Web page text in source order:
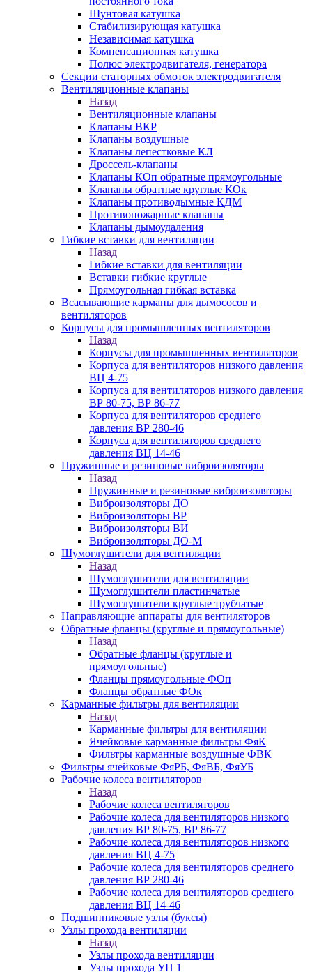
Шунтовая катушка
Стабилизирующая катушка
Независимая катушка
Компенсационная катушка
Полюс электродвигателя, генератора
Секции статорных обмоток электродвигателя
Вентиляционные клапаны
Назад
Вентиляционные клапаны
Клапаны ВКР
Клапаны воздушные
Клапаны лепестковые КЛ
Дроссель-клапаны
Клапаны КОп обратные прямоугольные
Клапаны обратные круглые КОк
Клапаны противодымные КДМ
Противопожарные клапаны
Клапаны дымоудаления
Гибкие вставки для вентиляции
Назад
Гибкие вставки для вентиляции
Вставки гибкие круглые
Прямоугольная гибкая вставка
Всасывающие карманы для дымососов и
вентиляторов
Корпусы для промышленных вентиляторов
Назад
Корпусы для промышленных вентиляторов
Корпуса для вентиляторов низкого давления
ВЦ 4-75
Корпуса для вентиляторов низкого давления
ВР 80-75, ВР 86-77
Корпуса для вентиляторов среднего
давления ВР 280-46
Корпуса для вентиляторов среднего
давления ВЦ 14-46
Пружинные и резиновые виброизоляторы
Назад
Пружинные и резиновые виброизоляторы
Виброизоляторы ДО
Виброизоляторы ВР
Виброизоляторы ВИ
Виброизоляторы ДО-М
Шумоглушители для вентиляции
Назад
Шумоглушители для вентиляции
Шумоглушители пластинчатые
Шумоглушители круглые трубчатые
Направляющие аппараты для вентиляторов
Обратные фланцы (круглые и прямоугольные)
Назад
Обратные фланцы (круглые и
прямоугольные)
Фланцы прямоугольные ФОп
Фланцы обратные ФОк
Карманные фильтры для вентиляции
Назад
Карманные фильтры для вентиляции
Ячейковые карманные фильтры ФяК
Фильтры карманные воздушные ФВК
Фильтры ячейковые ФяРБ, ФяВБ, ФяУБ
Рабочие колеса вентиляторов
Назад
Рабочие колеса вентиляторов
Рабочие колеса для вентиляторов низкого
давления ВР 80-75, ВР 86-77
Рабочие колеса для вентиляторов низкого
давления ВЦ 4-75
Рабочие колеса для вентиляторов среднего
давления ВР 280-46
Рабочие колеса для вентиляторов среднего
давления ВЦ 14-46
Подшипниковые узлы (буксы)
Узлы прохода вентиляции
Назад
Узлы прохода вентиляции
Узлы прохода УП 1